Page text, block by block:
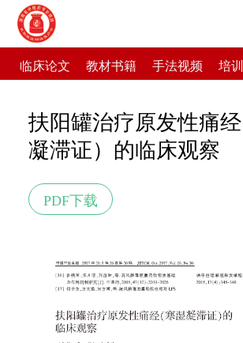
临床论文 教材书籍 手法视频 培
扶阳罐治疗原发性痛
凝滞证）的临床观察
PDF下载